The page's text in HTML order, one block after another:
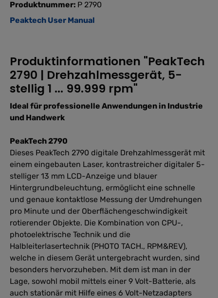
Produktnummer: P 2790
Peaktech User Manual
Produktinformationen "PeakTech
2790 | Drehzahlmessgerät, 5-
stellig 1 ... 99.999 rpm"
Ideal für professionelle Anwendungen in Industrie
und Handwerk
PeakTech 2790
Dieses PeakTech 2790 digitale Drehzahlmessgerät mit
einem eingebauten Laser, kontrastreicher digitaler 5-
stelliger 13 mm LCD-Anzeige und blauer
Hintergrundbeleuchtung, ermöglicht eine schnelle
und genaue kontaktlose Messung der Umdrehungen
pro Minute und der Oberflächengeschwindigkeit
rotierender Objekte. Die Kombination von CPU-,
photoelektrische Technik und die
Halbleiterlasertechnik (PHOTO TACH., RPM&REV),
welche in diesem Gerät untergebracht wurden, sind
besonders hervorzuheben. Mit dem ist man in der
Lage, sowohl mobil mittels einer 9 Volt-Batterie, als
auch stationär mit Hilfe eines 6 Volt-Netzadapters